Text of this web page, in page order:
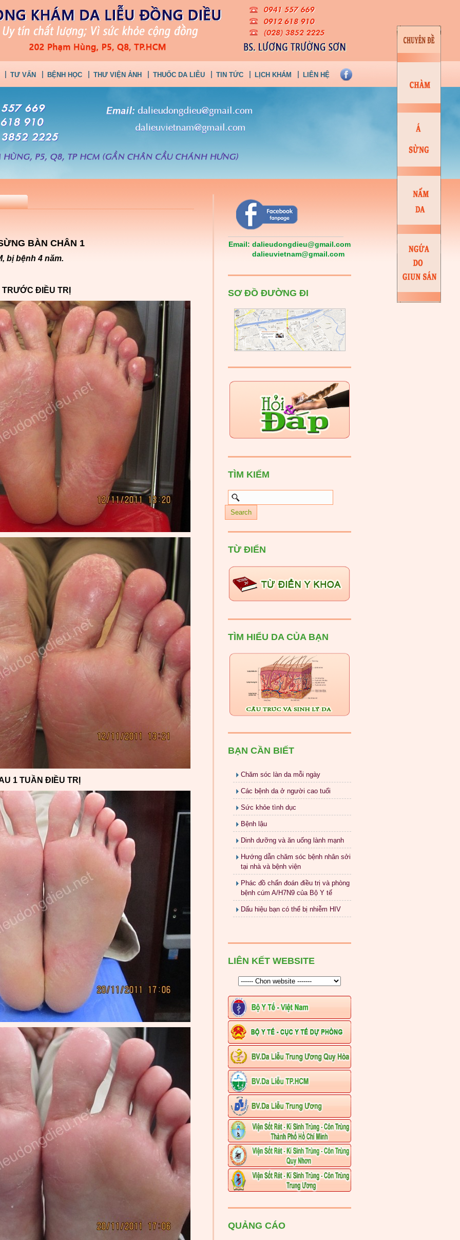
TƯ VẤN BỆNH HỌC THƯ VIỆN ẢNH THUỐC DA LIỄU TIN TỨC LỊCH KHÁM LIÊN HỆ
BÀN CHÂN 1
bị bệnh 4 năm.
TRƯỚC ĐIỀU TRỊ
1 TUẦN ĐIỀU TRỊ
Email: dalieudongdieu@gmail.com
dalieuvietnam@gmail.com
SƠ ĐỒ ĐƯỜNG ĐI
TÌM KIẾM
TỪ ĐIỂN
TÌM HIỂU DA CỦA BẠN
BẠN CẦN BIẾT
Chăm sóc làn da mỗi ngày
Các bệnh da ở người cao tuổi
Sức khỏe tình dục
Bệnh lậu
Dinh dưỡng và ăn uống lành mạnh
Hướng dẫn chăm sóc bệnh nhân sởi
tại nhà và bệnh viện
Phác đồ chẩn đoán điều trị và phòng
bệnh cúm A/H7N9 của Bộ Y tế
Dấu hiệu bạn có thể bị nhiễm HIV
LIÊN KẾT WEBSITE
QUẢNG CÁO